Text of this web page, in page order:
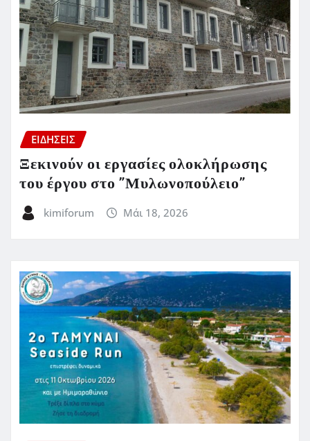
ΕΙΔΗΣΕΙΣ
Ξεκινούν οι εργασίες ολοκλήρωσης
του έργου στο ”Μυλωνοπούλειο”
kimiforum Μάι 18, 2026